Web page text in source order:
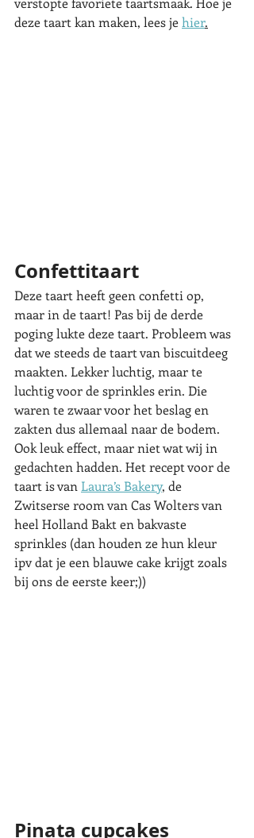
deze taart kan maken, lees je hier.
Confettitaart
Deze taart heeft geen confetti op,
maar in de taart! Pas bij de derde
poging lukte deze taart. Probleem was
dat we steeds de taart van biscuitdeeg
maakten. Lekker luchtig, maar te
luchtig voor de sprinkles erin. Die
waren te zwaar voor het beslag en
zakten dus allemaal naar de bodem.
Ook leuk effect, maar niet wat wij in
gedachten hadden. Het recept voor de
taart is van Laura’s Bakery, de
Zwitserse room van Cas Wolters van
heel Holland Bakt en bakvaste
sprinkles (dan houden ze hun kleur
ipv dat je een blauwe cake krijgt zoals
bij ons de eerste keer;))
Pinata cupcakes